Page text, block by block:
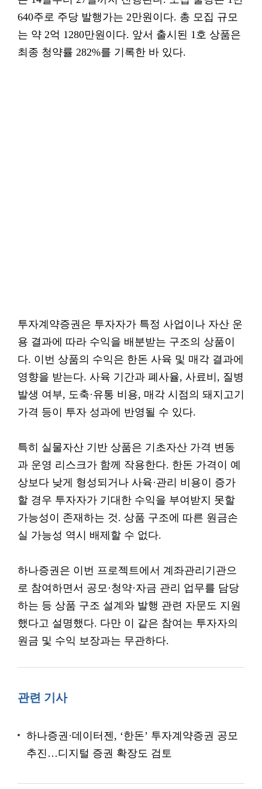
640주로 주당 발행가는 2만원이다. 총 모집 규모
는 약 2억 1280만원이다. 앞서 출시된 1호 상품은
최종 청약률 282%를 기록한 바 있다.
투자계약증권은 투자자가 특정 사업이나 자산 운
용 결과에 따라 수익을 배분받는 구조의 상품이
다. 이번 상품의 수익은 한돈 사육 및 매각 결과에
영향을 받는다. 사육 기간과 폐사율, 사료비, 질병
발생 여부, 도축·유통 비용, 매각 시점의 돼지고기
가격 등이 투자 성과에 반영될 수 있다.
특히 실물자산 기반 상품은 기초자산 가격 변동
과 운영 리스크가 함께 작용한다. 한돈 가격이 예
상보다 낮게 형성되거나 사육·관리 비용이 증가
할 경우 투자자가 기대한 수익을 부여받지 못할
가능성이 존재하는 것. 상품 구조에 따른 원금손
실 가능성 역시 배제할 수 없다.
하나증권은 이번 프로젝트에서 계좌관리기관으
로 참여하면서 공모·청약·자금 관리 업무를 담당
하는 등 상품 구조 설계와 발행 관련 자문도 지원
했다고 설명했다. 다만 이 같은 참여는 투자자의
원금 및 수익 보장과는 무관하다.
관련 기사
하나증권·데이터젠, ‘한돈’ 투자계약증권 공모
추진…디지털 증권 확장도 검토